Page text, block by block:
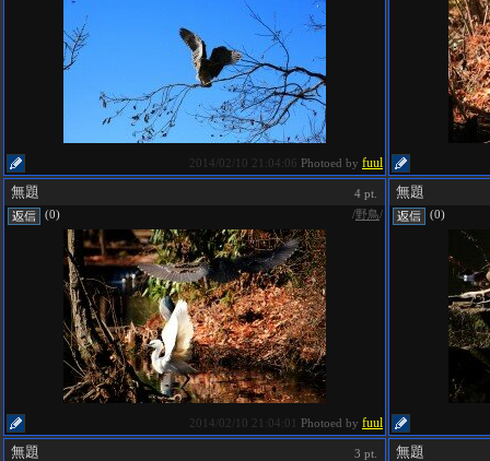
2014/02/10 21:04:06 Photoed by fuul
無題
4 pt.
(0)
/野鳥/
2014/02/10 21:04:01 Photoed by fuul
無題
(0)
無題
3 pt.
無題